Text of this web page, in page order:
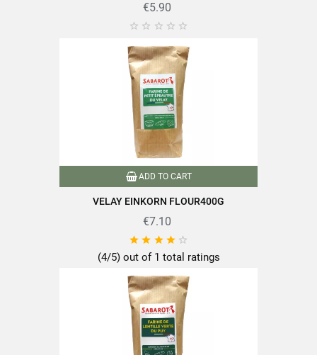
€5.90
    
ADD TO CART
VELAY EINKORN FLOUR400G
€7.10
    
(4/5) out of 1 total ratings